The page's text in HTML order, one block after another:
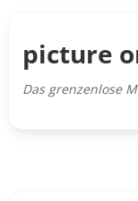
picture
Das grenzenlose